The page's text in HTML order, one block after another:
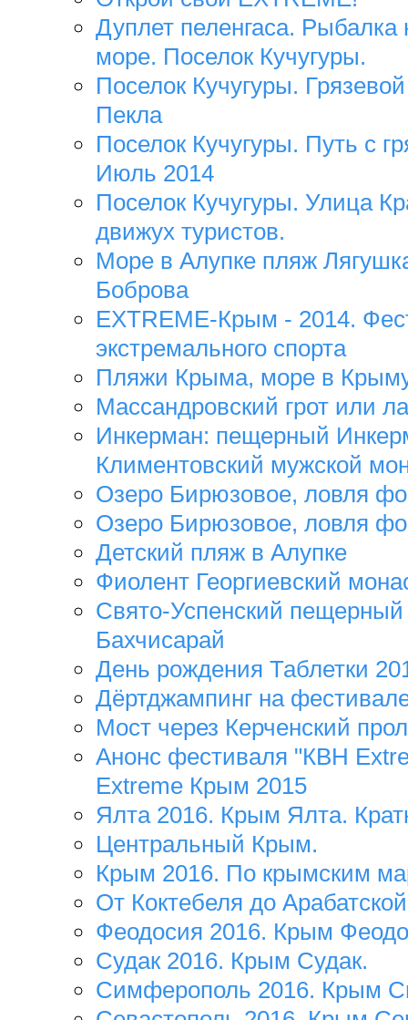
Дуплет пеленгаса. Рыбалка
море. Поселок Кучугуры.
Поселок Кучугуры.
Пекла
Поселок Кучугуры. Путь с
Июль 2014
Поселок Кучугуры. Улица
движух туристов.
Море в Алупке пляж
Боброва
EXTREME-Крым - 2014.
экстремального спорта
Пляжи Крыма, море в
Массандровский грот или
Инкерман: пещерный
Климентовский мужской
Озеро Бирюзовое, ловля
Озеро Бирюзовое, ловля
Детский пляж в Алупке
Фиолент Георгиевский
Свято-Успенский
Бахчисарай
День рождения Таблетки
Дёртджампинг на
Мост через Керченский
Анонс фестиваля "КВН
Extreme Крым 2015
Ялта 2016. Крым Ялта.
Центральный Крым.
Крым 2016. По крымским
От Коктебеля до
Феодосия 2016. Крым
Судак 2016. Крым Судак.
Симферополь 2016. Крым